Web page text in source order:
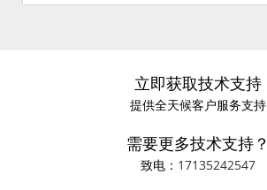
立即获取技术支持
提供全天候客户服务支持
需要更多技术支持？
致电： 17135242547